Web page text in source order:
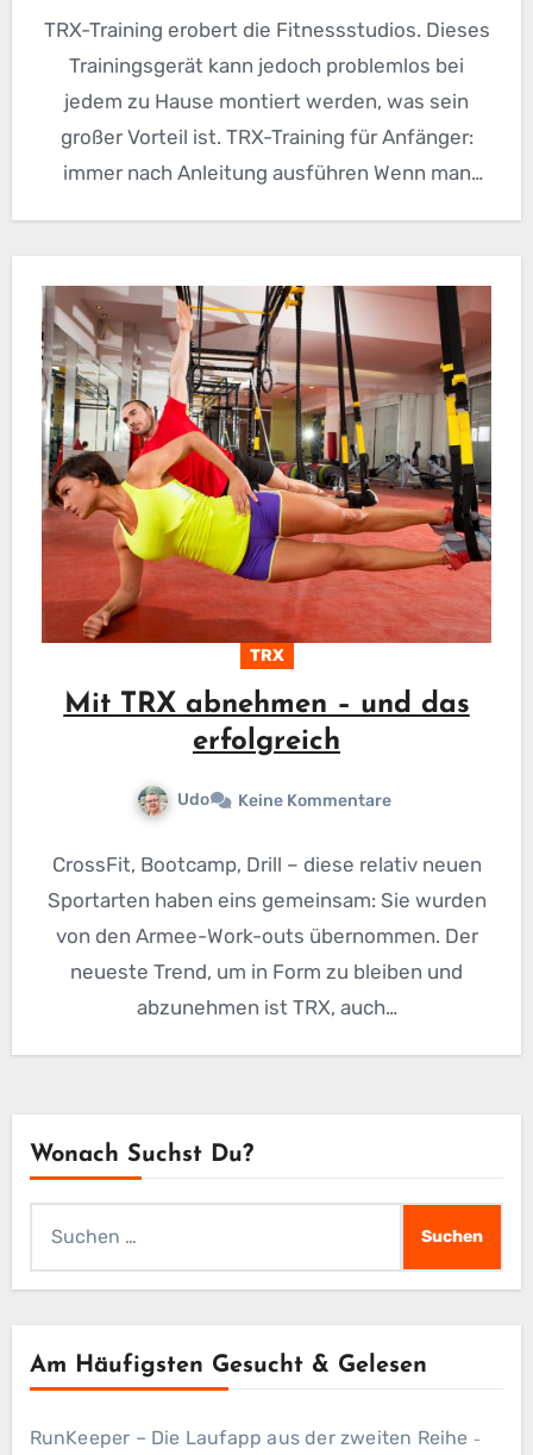
TRX-Training erobert die Fitnessstudios. Dieses
Trainingsgerät kann jedoch problemlos bei
jedem zu Hause montiert werden, was sein
großer Vorteil ist. TRX-Training für Anfänger:
immer nach Anleitung ausführen Wenn man
TRX
Mit TRX abnehmen – und das
erfolgreich
Udo Keine Kommentare
CrossFit, Bootcamp, Drill – diese relativ neuen
Sportarten haben eins gemeinsam: Sie wurden
von den Armee-Work-outs übernommen. Der
neueste Trend, um in Form zu bleiben und
abzunehmen ist TRX, auch…
Wonach Suchst Du?
Am Häufigsten Gesucht & Gelesen
RunKeeper – Die Laufapp aus der zweiten Reihe -